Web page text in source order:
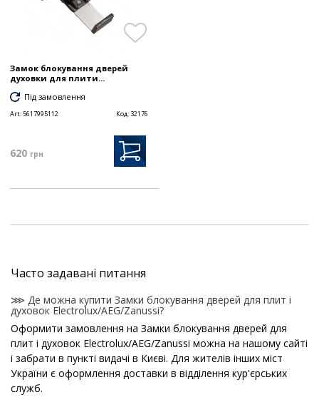
Замок блокування дверей
духовки для плити...
Під замовлення
Art:5617995112 Код: 32176
620 грн
Часто задавані питання
⋙ Де можна купити Замки блокування дверей для плит і
духовок Electrolux/AEG/Zanussi?
Оформити замовлення на Замки блокування дверей для
плит і духовок Electrolux/AEG/Zanussi можна на нашому сайті
і забрати в пункті видачі в Києві. Для жителів інших міст
України є оформлення доставки в відділення кур'єрських
служб.